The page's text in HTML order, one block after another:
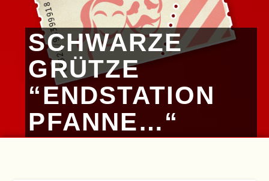
SCHWARZE
GRÜTZE
“ENDSTATION
PFANNE…“